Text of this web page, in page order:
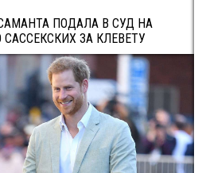
ПОДАЛА В СУД НА
ЗА КЛЕВЕТУ